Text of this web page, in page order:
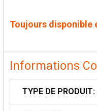
Toujours disponible
Informations
TYPE DE PRODUIT: